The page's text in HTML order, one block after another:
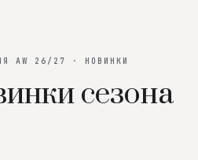
AW 26/27 · НОВИНКИ
сезона